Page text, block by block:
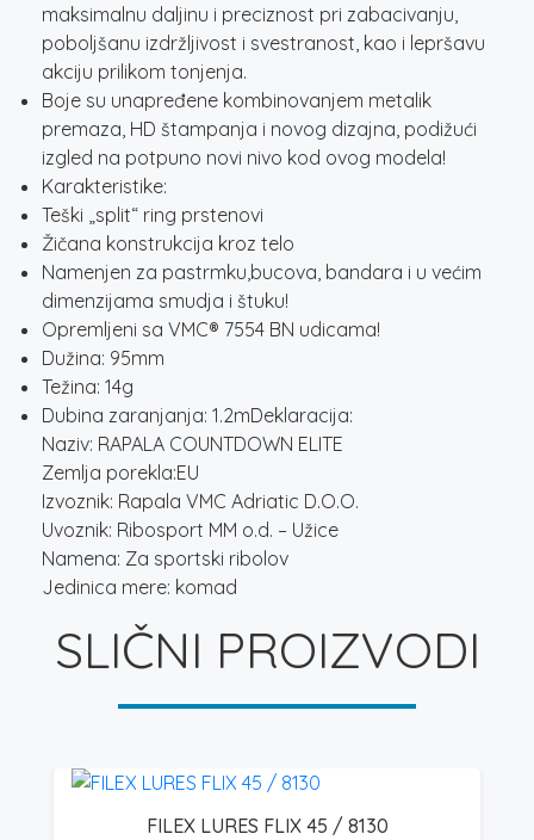
maksimalnu daljinu i preciznost pri zabacivanju,
poboljšanu izdržljivost i svestranost, kao i lepršavu
akciju prilikom tonjenja.
Boje su unapređene kombinovanjem metalik
premaza, HD štampanja i novog dizajna, podižući
izgled na potpuno novi nivo kod ovog modela!
Karakteristike:
Teški „split“ ring prstenovi
Žičana konstrukcija kroz telo
Namenjen za pastrmku,bucova, bandara i u većim
dimenzijama smudja i štuku!
Opremljeni sa VMC® 7554 BN udicama!
Dužina: 95mm
Težina: 14g
Dubina zaranjanja: 1.2mDeklaracija:
Naziv: RAPALA COUNTDOWN ELITE
Zemlja porekla:EU
Izvoznik: Rapala VMC Adriatic D.O.O.
Uvoznik: Ribosport MM o.d. – Užice
Namena: Za sportski ribolov
Jedinica mere: komad
SLIČNI PROIZVODI
FILEX LURES FLIX 45 / 8130